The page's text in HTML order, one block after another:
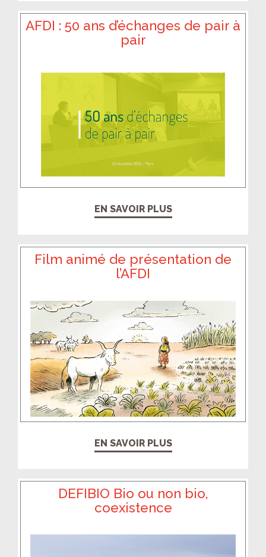
AFDI : 50 ans d’échanges de pair à
pair
EN SAVOIR PLUS
Film animé de présentation de
l’AFDI
EN SAVOIR PLUS
DEFIBIO Bio ou non bio,
coexistence